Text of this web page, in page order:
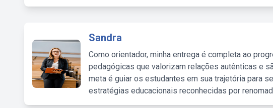
Sandra
Como orientador, minha entrega é completa ao
pedagógicas que valorizam relações autênticas e
meta é guiar os estudantes em sua trajetória para
estratégias educacionais reconhecidas por